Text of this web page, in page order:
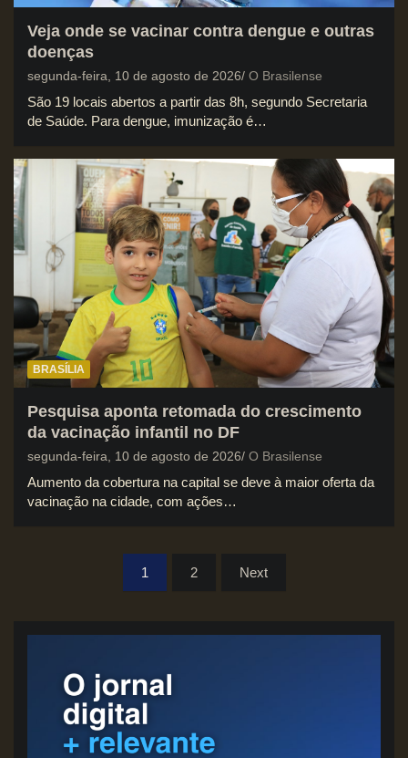
Veja onde se vacinar contra dengue e outras
doenças
segunda-feira, 10 de agosto de 2026 O Brasilense
São 19 locais abertos a partir das 8h, segundo Secretaria
de Saúde. Para dengue, imunização é…
BRASÍLIA
Pesquisa aponta retomada do crescimento
da vacinação infantil no DF
segunda-feira, 10 de agosto de 2026 O Brasilense
Aumento da cobertura na capital se deve à maior oferta da
vacinação na cidade, com ações…
1 2 Next